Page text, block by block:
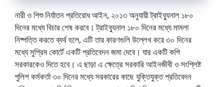
নারী ও শিশু নির্যাতন প্রতিরোধ আইন, ২০১৩ অনুযায়ী ট্রাইব্যুনাল ১৮০
দিনের মধ্যে বিচার শেষ করবে। ট্রাইব্যুনাল ১৮০ দিনের মধ্যে মামলা
নিষ্পত্তি করতে ব্যর্থ হলে, এটি তার কারণগুলি উল্লেখ করে ৩০ দিনের
মধ্যে সুপ্রিম কোর্টে একটি প্রতিবেদন জমা দেবে। যার একটি কপি
সরকারকেও দিতে হবে। এ ছাড়া এ ক্ষেত্রে সরকারি আইনজীবী ও সংশ্লিষ্ট
পুলিশ কর্মকর্তা ৩০ দিনের মধ্যে সরকারের কাছে যুক্তিযুক্ত প্রতিবেদন